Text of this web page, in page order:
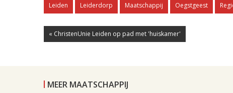
Leiden Leiderdorp Maatschappij Oegstgeest
« ChristenUnie Leiden op pad met 'huiskamer'
MEER MAATSCHAPPIJ